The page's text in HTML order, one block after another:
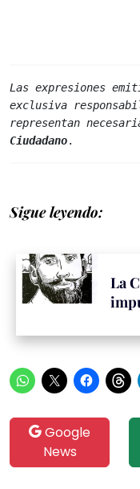
Las expresiones
exclusiva
representan
Ciudadano.
Sigue leyendo:
La
Google
News